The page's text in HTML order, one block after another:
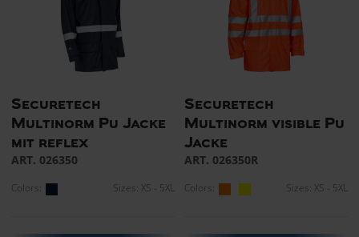
Securetech
Multinorm Pu Jacke
mit reflex
ART. 026350
Colors: Sizes: XS - 5XL
Securetech
Multinorm visible Pu
Jacke
ART. 026350R
Colors: Sizes: XS - 5XL